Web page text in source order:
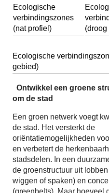
Ecologische
verbindingszones
(nat profiel)
Ecologische
gebied)
Ontwikkel een groene
om de stad
Een groen netwerk voegt
de stad. Het versterkt de
oriëntatiemogelijkheden
en verbetert de
stadsdelen. In een
de groenstructuur uit
wiggen of spaken) en
(greenbelts). Maar hoeveel